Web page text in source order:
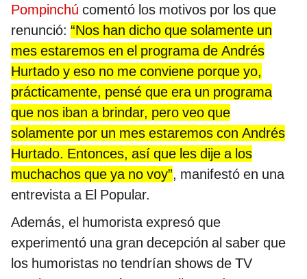
Pompinchú comentó los motivos por los que
renunció: “Nos han dicho que solamente un
mes estaremos en el programa de Andrés
Hurtado y eso no me conviene porque yo,
prácticamente, pensé que era un programa
que nos iban a brindar, pero veo que
solamente por un mes estaremos con Andrés
Hurtado. Entonces, así que les dije a los
muchachos que ya no voy”, manifestó en una
entrevista a El Popular.
Además, el humorista expresó que
experimentó una gran decepción al saber que
los humoristas no tendrían shows de TV